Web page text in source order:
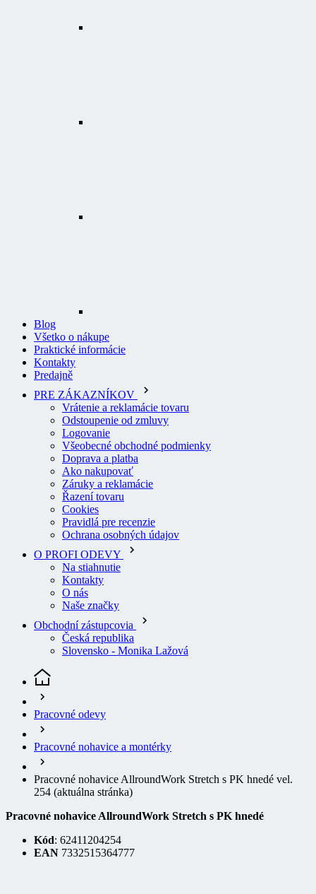
Predajně
PRE ZÁKAZNÍKOV
Vrátenie a reklamácie tovaru
Odstoupenie od zmluvy
Všeobecné obchodné podmienky
Doprava a platba
Ako nakupovať
Záruky a reklamácie
Řazení tovaru
Cookies
Pravidlá pre recenzie
Ochrana osobných údajov
O PROFI ODEVY
Na stiahnutie
Kontakty
Naše značky
Obchodní zástupcovia
Česká republika
Slovensko - Monika Lažová
Pracovné odevy
Pracovné nohavice a montérky
Pracovné nohavice AllroundWork Stretch s PK hnedé vel.
254(aktuálna stránka)
Pracovné nohavice AllroundWork Stretch s PK hnedé
Kód: 62411204254